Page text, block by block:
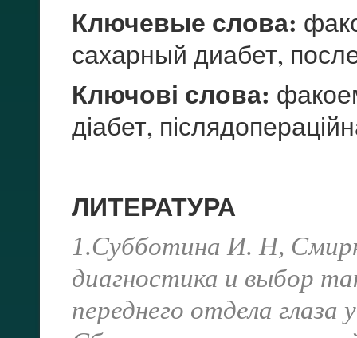
Ключевые слова:
сахарный диабет,
Ключові слова:
діабет,
ЛИТЕРАТУРА
1.Субботина И. Н,
диагностика и выбор
переднего отдела